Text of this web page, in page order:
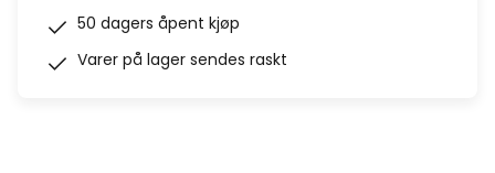
50 dagers åpent kjøp
Varer på lager sendes raskt